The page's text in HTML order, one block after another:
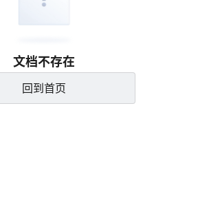
文档不存在
回到首页